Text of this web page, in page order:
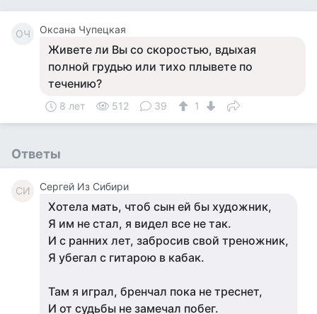
ОЧ Оксана Чупецкая
Живете ли Вы со скоростью, вдыхая
полной грудью или тихо плывете по
течению?
8 лет 512 39 1
Ответы
CИ Cергей Из Сибири
Хотела мать, чтоб сын ей бы художник,
Я им не стал, я видел все не так.
И с ранних лет, забросив свой треножник,
Я убегал с гитарою в кабак.
Там я играл, бренчал пока не треснет,
И от судьбы не замечал побег.